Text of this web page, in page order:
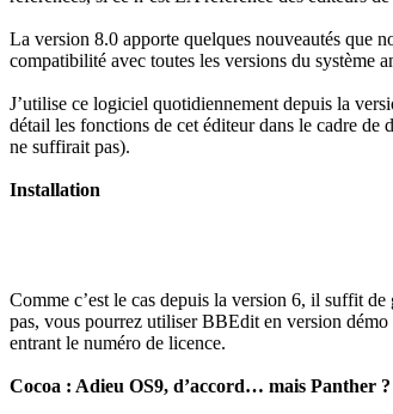
La version 8.0 apporte quelques nouveautés que
compatibilité avec toutes les versions du système
J’utilise ce logiciel quotidiennement depuis la
détail les fonctions de cet éditeur dans le cadre de
ne suffirait pas).
Installation
Comme c’est le cas depuis la version 6, il suffit
pas, vous pourrez utiliser BBEdit en version
entrant le numéro de licence.
Cocoa : Adieu OS9, d’accord… mais Panther ?